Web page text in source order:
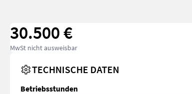
30.500 €
MwSt nicht ausweisbar
TECHNISCHE DATEN
Betriebsstunden